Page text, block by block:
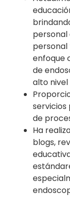
personal
personal
enfoque
de
alto nivel
servicios
de
Ha
blogs,